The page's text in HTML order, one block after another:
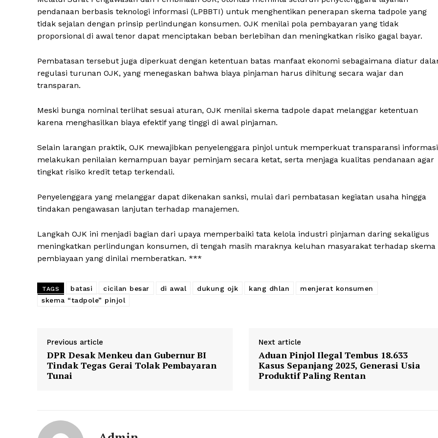
pendanaan berbasis teknologi informasi (LPBBTI) untuk menghentikan penerapan skema tadpole yang
tidak sejalan dengan prinsip perlindungan konsumen. OJK menilai pola pembayaran yang tidak
proporsional di awal tenor dapat menciptakan beban berlebihan dan meningkatkan risiko gagal bayar.
Pembatasan tersebut juga diperkuat dengan ketentuan batas manfaat ekonomi sebagaimana diatur
regulasi turunan OJK, yang menegaskan bahwa biaya pinjaman harus dihitung secara wajar dan
transparan.
Meski bunga nominal terlihat sesuai aturan, OJK menilai skema tadpole dapat melanggar ketentuan
karena menghasilkan biaya efektif yang tinggi di awal pinjaman.
Selain larangan praktik, OJK mewajibkan penyelenggara pinjol untuk memperkuat transparansi
melakukan penilaian kemampuan bayar peminjam secara ketat, serta menjaga kualitas pendanaan agar
tingkat risiko kredit tetap terkendali.
Penyelenggara yang melanggar dapat dikenakan sanksi, mulai dari pembatasan kegiatan usaha hingga
tindakan pengawasan lanjutan terhadap manajemen.
Langkah OJK ini menjadi bagian dari upaya memperbaiki tata kelola industri pinjaman daring sekaligus
meningkatkan perlindungan konsumen, di tengah masih maraknya keluhan masyarakat terhadap skema
pembiayaan yang dinilai memberatkan. ***
TAGS batasi cicilan besar di awal dukung ojk kang dhlan
menjerat konsumen
skema “tadpole” pinjol
Previous article
DPR Desak Menkeu dan Gubernur BI
Tindak Tegas Gerai Tolak Pembayaran
Tunai
Next article
Aduan Pinjol Ilegal Tembus 18.633
Kasus Sepanjang 2025, Generasi Usia
Produktif Paling Rentan